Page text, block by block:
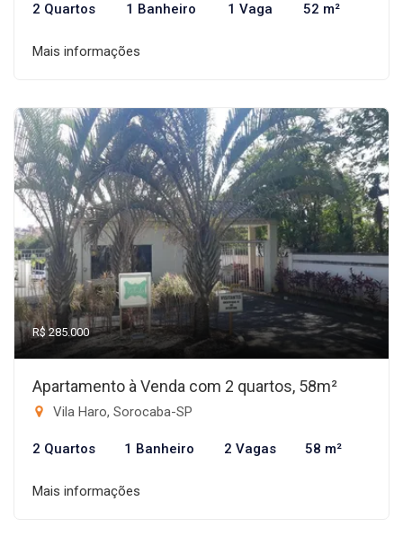
2 Quartos 1 Banheiro 1 Vaga 52 m²
Mais informações
R$ 285.000
Apartamento à Venda com 2 quartos, 58m²
Vila Haro, Sorocaba-SP
2 Quartos 1 Banheiro 2 Vagas 58 m²
Mais informações